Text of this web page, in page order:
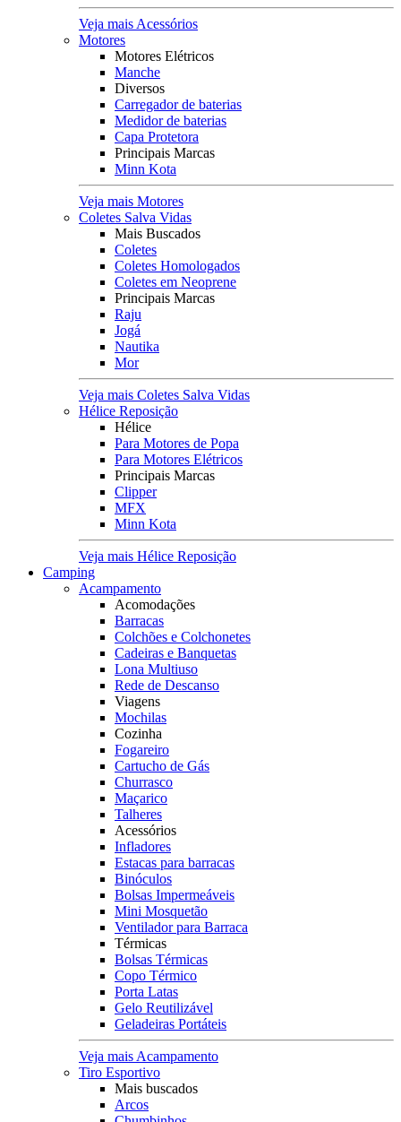
Veja mais Acessórios
Motores
Motores Elétricos
Manche
Diversos
Carregador de baterias
Medidor de baterias
Capa Protetora
Principais Marcas
Minn Kota
Veja mais Motores
Coletes Salva Vidas
Mais Buscados
Coletes
Coletes Homologados
Coletes em Neoprene
Principais Marcas
Raju
Jogá
Nautika
Mor
Veja mais Coletes Salva Vidas
Hélice Reposição
Hélice
Para Motores de Popa
Para Motores Elétricos
Principais Marcas
Clipper
MFX
Minn Kota
Veja mais Hélice Reposição
Camping
Acampamento
Acomodações
Barracas
Colchões e Colchonetes
Cadeiras e Banquetas
Lona Multiuso
Rede de Descanso
Viagens
Mochilas
Cozinha
Fogareiro
Cartucho de Gás
Churrasco
Maçarico
Talheres
Acessórios
Infladores
Estacas para barracas
Binóculos
Bolsas Impermeáveis
Mini Mosquetão
Ventilador para Barraca
Térmicas
Bolsas Térmicas
Copo Térmico
Porta Latas
Gelo Reutilizável
Geladeiras Portáteis
Veja mais Acampamento
Tiro Esportivo
Mais buscados
Arcos